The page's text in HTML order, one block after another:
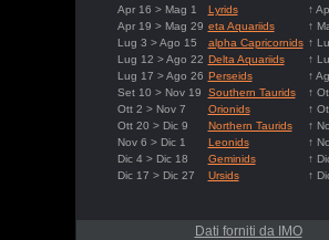
Apr 16 > Mag 1
Lyrids
↑
Apr 19 > Mag 29 eta Aquariids
↑
Lug 3 > Ago 15
alpha Capricornids ↑
Lug 12 > Ago 22 Delta Aquariids
↑
Lug 17 > Ago 26 Perseids
↑
Set 10 > Nov 19
Southern Taurids
↑
Ott 2 > Nov 7
Orionids
↑
Ott 20 > Dic 9
Northern Taurids
↑
Nov 6 > Dic 1
Leonids
↑
Dic 4 > Dic 18
Geminids
↑
Dic 17 > Dic 27
Ursids ↑
Dati forniti da IMO